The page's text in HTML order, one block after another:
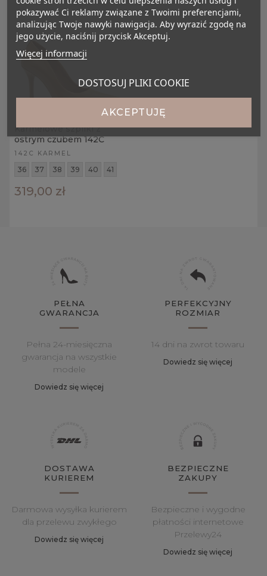
Karmelowe szpilki z
ostrym czubem 142C
142C KARMEL
36 37 38 39 40 41
319,00 zł
PEŁNA
GWARANCJA
Pełna 24-miesięczna
gwarancja na wszystkie
modele
Dowiedz się więcej
PERFEKCYJNY
ROZMIAR
14 dni na zwrot towaru
Dowiedz się więcej
DOSTAWA
KURIEREM
Darmowa wysyłka kurierem
dla przelewu zwykłego
Dowiedz się więcej
BEZPIECZNE
ZAKUPY
Bezpieczne i wygodne
płatności internetowe
Przelewy24
Dowiedz się więcej
pokazywać Ci reklamy związane z Twoimi preferencjami,
analizując Twoje nawyki nawigacja. Aby wyrazić zgodę na
jego użycie, naciśnij przycisk Akceptuj.
Więcej informacji
DOSTOSUJ PLIKI COOKIE
AKCEPTUJĘ